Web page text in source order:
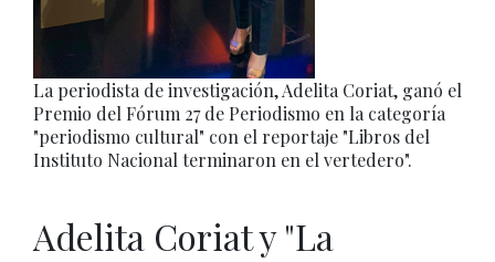
La periodista de investigación, Adelita Coriat, ganó el
Premio del Fórum 27 de Periodismo en la categoría
"periodismo cultural" con el reportaje "Libros del
Instituto Nacional terminaron en el vertedero".
Adelita Coriat y "La